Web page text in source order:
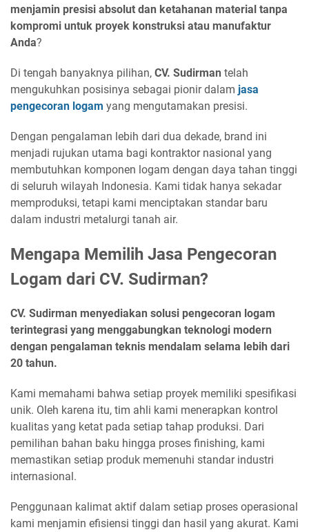
menjamin presisi absolut dan ketahanan material tanpa
kompromi untuk proyek konstruksi atau manufaktur
Anda?
Di tengah banyaknya pilihan, CV. Sudirman telah
mengukuhkan posisinya sebagai pionir dalam jasa
pengecoran logam yang mengutamakan presisi.
Dengan pengalaman lebih dari dua dekade, brand ini
menjadi rujukan utama bagi kontraktor nasional yang
membutuhkan komponen logam dengan daya tahan tinggi
di seluruh wilayah Indonesia. Kami tidak hanya sekadar
memproduksi, tetapi kami menciptakan standar baru
dalam industri metalurgi tanah air.
Mengapa Memilih Jasa Pengecoran
Logam dari CV. Sudirman?
CV. Sudirman menyediakan solusi pengecoran logam
terintegrasi yang menggabungkan teknologi modern
dengan pengalaman teknis mendalam selama lebih dari
20 tahun.
Kami memahami bahwa setiap proyek memiliki spesifikasi
unik. Oleh karena itu, tim ahli kami menerapkan kontrol
kualitas yang ketat pada setiap tahap produksi. Dari
pemilihan bahan baku hingga proses finishing, kami
memastikan setiap produk memenuhi standar industri
internasional.
Penggunaan kalimat aktif dalam setiap proses operasional
kami menjamin efisiensi tinggi dan hasil yang akurat. Kami